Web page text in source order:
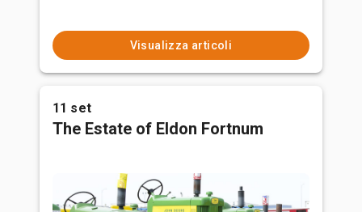
Visualizza articoli
11 set
The Estate of Eldon Fortnum